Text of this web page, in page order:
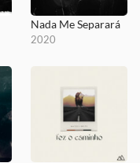
Nada Me Separará
2020